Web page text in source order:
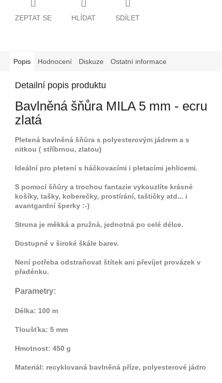
ZEPTAT SE HLÍDAT SDÍLET
Popis Hodnocení Diskuze Ostatní informace
Detailní popis produktu
Bavlněná šňůra MILA 5 mm - ecru
zlatá
Pletená bavlněná šňůra s polyesterovým jádrem a s
nitkou ( stříbrnou, zlatou)
Ideální pro pletení s háčkovacími i pletacími jehlicemi.
S pomocí šňůry a trochou fantazie vykouzlíte krásné
košíky, tašky, koberečky, prostírání, taštičky atd... i
avantgardní šperky :-)
Struna je měkká a pružná, jednotná po celé délce.
Dostupné v široké škále barev.
Není potřeba odstraňovat štítek ani převíjet provázek v
přadénku.
Parametry:
Délka: 100 m
Tloušťka: 5 mm
Hmotnost: 450 g
Materiál: recyklovaná bavlněná příze, polyesterové jádro